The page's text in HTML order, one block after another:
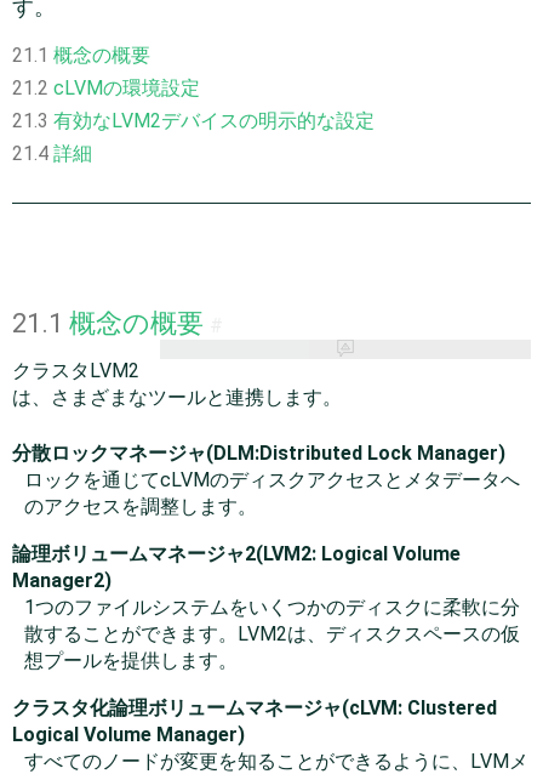
す。
21.1 概念の概要
21.2 cLVMの環境設定
21.3 有効なLVM2デバイスの明示的な設定
21.4 詳細
21.1 概念の概要
クラスタLVM2
は、さまざまなツールと連携します。
分散ロックマネージャ(DLM:Distributed Lock Manager)
ロックを通じてcLVMのディスクアクセスとメタデータへ
のアクセスを調整します。
論理ボリュームマネージャ2(LVM2: Logical Volume
Manager2)
1つのファイルシステムをいくつかのディスクに柔軟に分
散することができます。LVM2は、ディスクスペースの仮
想プールを提供します。
クラスタ化論理ボリュームマネージャ(cLVM: Clustered
Logical Volume Manager)
すべてのノードが変更を知ることができるように、LVMメ